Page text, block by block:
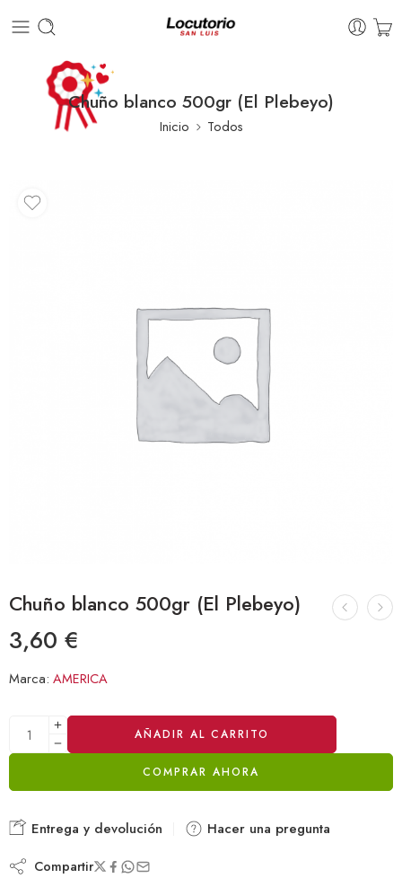
Chuño blanco 500gr (El Plebeyo)
Inicio Todos
Chuño blanco 500gr (El Plebeyo)
3,60 €
Marca: AMERICA
AÑADIR AL CARRITO
COMPRAR AHORA
Alternative:
Entrega y devolución Hacer una pregunta
Compartir